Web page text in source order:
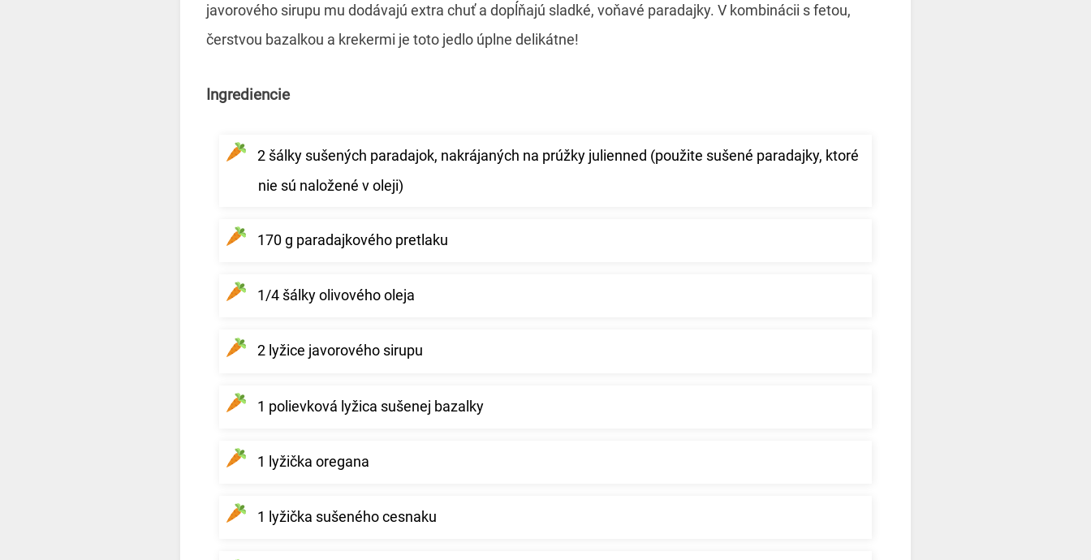
javorového sirupu mu dodávajú extra chuť a dopĺňajú sladké, voňavé paradajky. V kombinácii s fetou,
čerstvou bazalkou a krekermi je toto jedlo úplne delikátne!
Ingrediencie
2 šálky sušených paradajok, nakrájaných na prúžky julienned (použite sušené paradajky, ktoré
nie sú naložené v oleji)
170 g paradajkového pretlaku
1/4 šálky olivového oleja
2 lyžice javorového sirupu
1 polievková lyžica sušenej bazalky
1 lyžička oregana
1 lyžička sušeného cesnaku